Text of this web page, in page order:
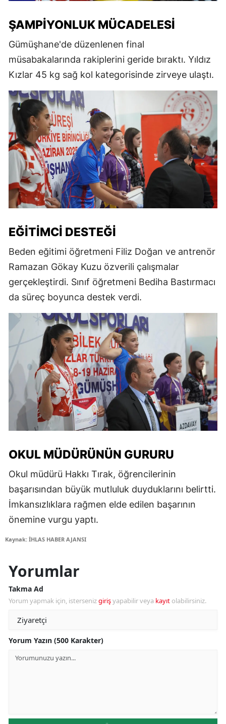
ŞAMPIYONLUK MÜCADELESI
Gümüşhane'de düzenlenen final
müsabakalarında rakiplerini geride bıraktı. Yıldız
Kızlar 45 kg sağ kol kategorisinde zirveye ulaştı.
EĞITIMCI DESTEĞI
Beden eğitimi öğretmeni Filiz Doğan ve antrenör
Ramazan Gökay Kuzu özverili çalışmalar
gerçekleştirdi. Sınıf öğretmeni Bediha Bastırmacı
da süreç boyunca destek verdi.
OKUL MÜDÜRÜNÜN GURURU
Okul müdürü Hakkı Tırak, öğrencilerinin
başarısından büyük mutluluk duyduklarını belirtti.
İmkansızlıklara rağmen elde edilen başarının
önemine vurgu yaptı.
Kaynak: İHLAS HABER AJANSI
Yorumlar
Takma Ad
Yorum yapmak için, istersenizgirişyapabilir veya kayıt olabilirsiniz.
Yorum Yazın (500 Karakter)